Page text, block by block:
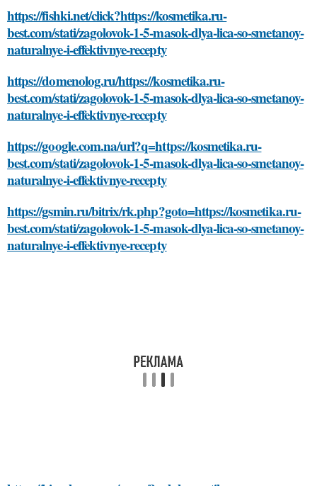
https://fishki.net/click?https://kosmetika.ru-
best.com/stati/zagolovok-1-5-masok-dlya-lica-so-smetanoy-
naturalnye-i-effektivnye-recepty
https://domenolog.ru/https://kosmetika.ru-
best.com/stati/zagolovok-1-5-masok-dlya-lica-so-smetanoy-
naturalnye-i-effektivnye-recepty
https://google.com.na/url?q=https://kosmetika.ru-
best.com/stati/zagolovok-1-5-masok-dlya-lica-so-smetanoy-
naturalnye-i-effektivnye-recepty
https://gsmin.ru/bitrix/rk.php?goto=https://kosmetika.ru-
best.com/stati/zagolovok-1-5-masok-dlya-lica-so-smetanoy-
naturalnye-i-effektivnye-recepty